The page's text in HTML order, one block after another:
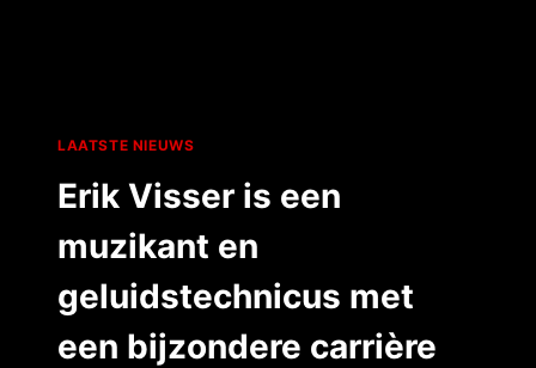
LAATSTE NIEUWS
Erik Visser is een
muzikant en
geluidstechnicus met
een bijzondere carrière